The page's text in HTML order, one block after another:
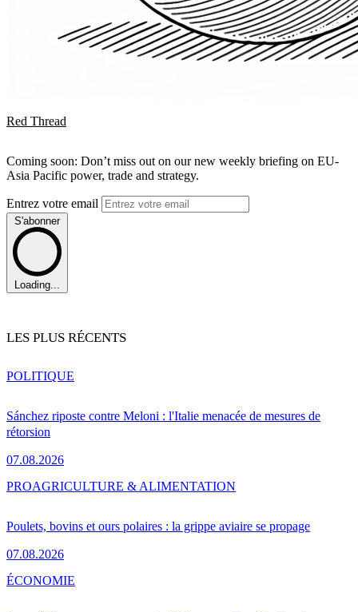
Red Thread
Coming soon: Don’t miss out on our new weekly briefing on EU-
Asia Pacific power, trade and strategy.
Entrez votre email
S'abonner
Loading...
LES PLUS RÉCENTS
Sánchez riposte contre Meloni : l'Italie menacée de mesures de
rétorsion
07.08.2026
POLITIQUE
Poulets, bovins et ours polaires : la grippe aviaire se propage
07.08.2026
PROAGRICULTURE & ALIMENTATION
ÉCONOMIE